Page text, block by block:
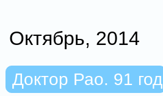
Октябрь, 2014
Доктор Рао. 91 год